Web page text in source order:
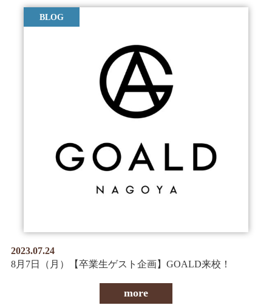
BLOG
2023.07.24
8月7日（月）【卒業生ゲスト企画】GOALD来校！
more